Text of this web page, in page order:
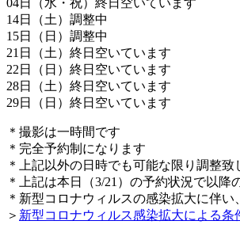
14日（土）調整中
15日（日）調整中
21日（土）終日空いています
22日（日）終日空いています
28日（土）終日空いています
29日（日）終日空いています
＊撮影は一時間です
＊完全予約制になります
＊上記以外の日時でも可能な限り調整致
＊上記は本日（3/21）の予約状況で以降
＊新型コロナウィルスの感染拡大に伴
＞ 新型コロナウィルス感染拡大による条